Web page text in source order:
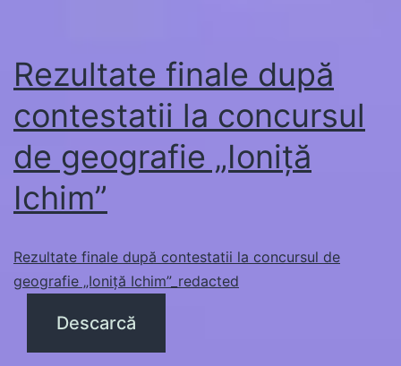
Rezultate finale după
contestatii la concursul
de geografie „Ioniță
Ichim”
Rezultate finale după contestatii la concursul de
geografie „Ioniță Ichim”_redacted
Descarcă